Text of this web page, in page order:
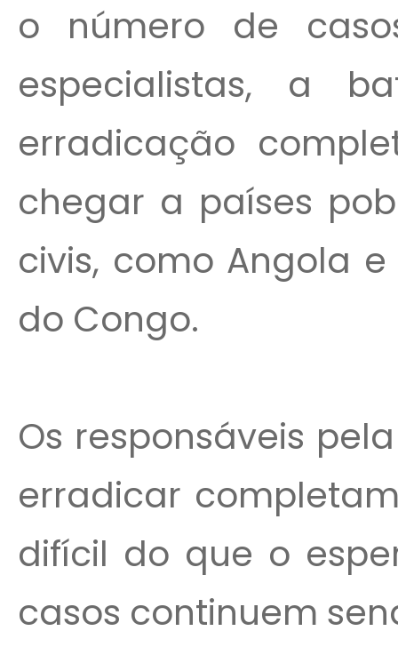
o número de
especialistas, a
erradicação
chegar a países
civis, como Angola
do Congo.
Os responsáveis
erradicar
difícil do que o
casos continuem